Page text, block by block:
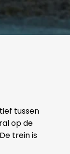
tussen
op de
trein is